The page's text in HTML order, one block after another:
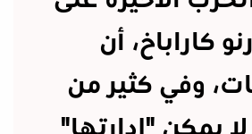
كاراباخ، أن
وفي كثير من